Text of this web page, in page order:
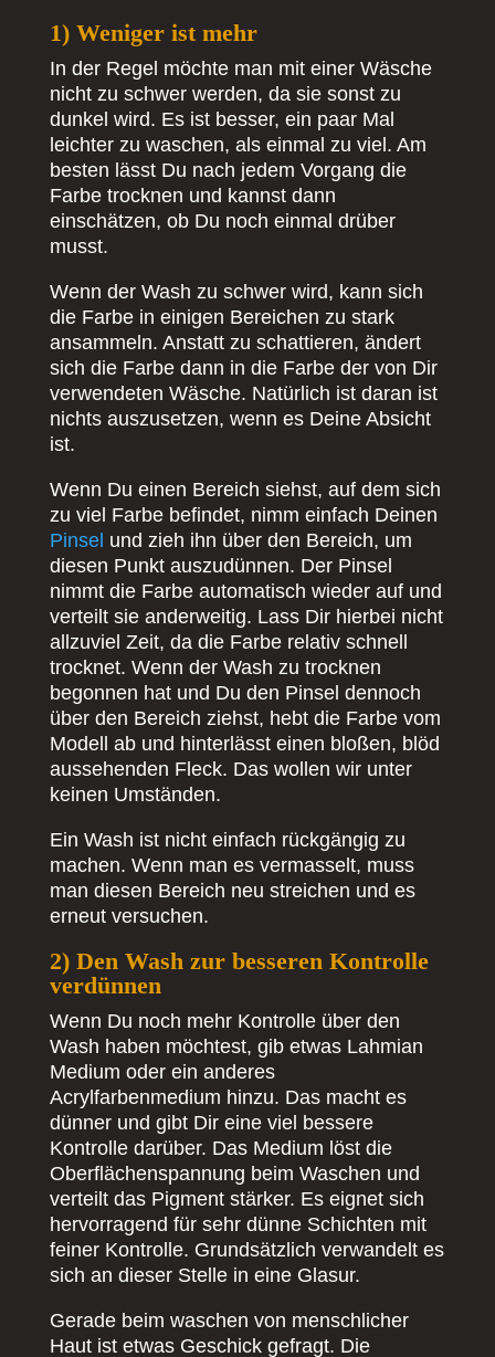
1) Weniger ist mehr
In der Regel möchte man mit einer Wäsche
nicht zu schwer werden, da sie sonst zu
dunkel wird. Es ist besser, ein paar Mal
leichter zu waschen, als einmal zu viel. Am
besten lässt Du nach jedem Vorgang die
Farbe trocknen und kannst dann
einschätzen, ob Du noch einmal drüber
musst.
Wenn der Wash zu schwer wird, kann sich
die Farbe in einigen Bereichen zu stark
ansammeln. Anstatt zu schattieren, ändert
sich die Farbe dann in die Farbe der von Dir
verwendeten Wäsche. Natürlich ist daran ist
nichts auszusetzen, wenn es Deine Absicht
ist.
Wenn Du einen Bereich siehst, auf dem sich
zu viel Farbe befindet, nimm einfach Deinen
Pinsel und zieh ihn über den Bereich, um
diesen Punkt auszudünnen. Der Pinsel
nimmt die Farbe automatisch wieder auf und
verteilt sie anderweitig. Lass Dir hierbei nicht
allzuviel Zeit, da die Farbe relativ schnell
trocknet. Wenn der Wash zu trocknen
begonnen hat und Du den Pinsel dennoch
über den Bereich ziehst, hebt die Farbe vom
Modell ab und hinterlässt einen bloßen, blöd
aussehenden Fleck. Das wollen wir unter
keinen Umständen.
Ein Wash ist nicht einfach rückgängig zu
machen. Wenn man es vermasselt, muss
man diesen Bereich neu streichen und es
erneut versuchen.
2) Den Wash zur besseren Kontrolle
verdünnen
Wenn Du noch mehr Kontrolle über den
Wash haben möchtest, gib etwas Lahmian
Medium oder ein anderes
Acrylfarbenmedium hinzu. Das macht es
dünner und gibt Dir eine viel bessere
Kontrolle darüber. Das Medium löst die
Oberflächenspannung beim Waschen und
verteilt das Pigment stärker. Es eignet sich
hervorragend für sehr dünne Schichten mit
feiner Kontrolle. Grundsätzlich verwandelt es
sich an dieser Stelle in eine Glasur.
Gerade beim waschen von menschlicher
Haut ist etwas Geschick gefragt. Die